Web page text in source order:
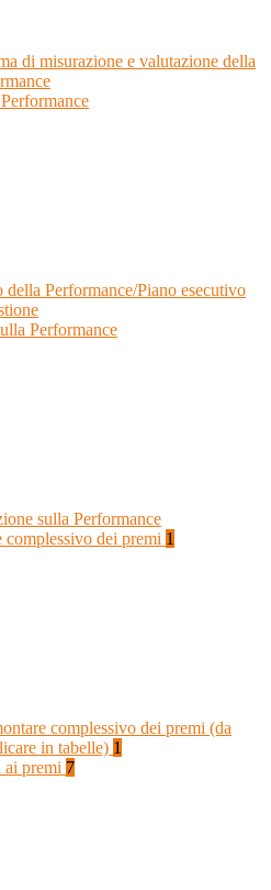
di misurazione e valutazione della
della Performance/Piano esecutivo
Performance
sulla Performance
complessivo dei premi 1
complessivo dei premi (da
in tabelle) 1
premi 7